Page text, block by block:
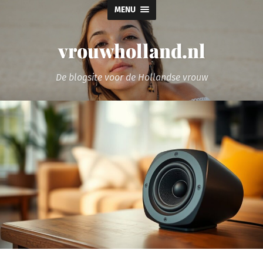
MENU
vrouwholland.nl
De blogsite voor de Hollandse vrouw